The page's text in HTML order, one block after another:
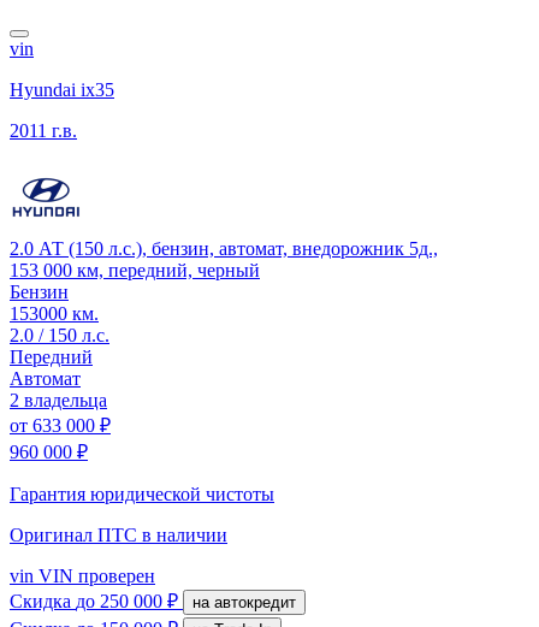
vin
Hyundai ix35
2011 г.в.
2.0 АТ (150 л.с.), бензин, автомат, внедорожник 5д.,
153 000 км, передний, черный
Бензин
153000 км.
2.0 / 150 л.с.
Передний
Автомат
2 владельца
от 633 000 ₽
960 000 ₽
Гарантия юридической чистоты
Оригинал ПТС в наличии
vin VIN проверен
Скидка до 250 000 ₽ на автокредит